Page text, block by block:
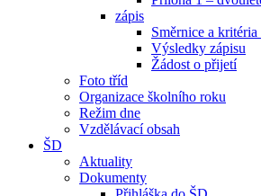
zápis
Směrnice a
Výsledky zápisu
Žádost o přijetí
Foto tříd
Organizace školního roku
Režim dne
Vzdělávací obsah
ŠD
Aktuality
Dokumenty